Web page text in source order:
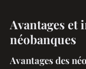
Avantages et
néobanques
Avantages des